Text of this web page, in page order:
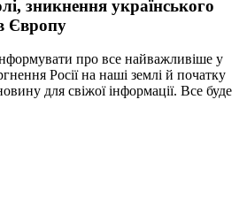
зникнення українського
Європу
про все найважливіше у
Росії на наші землі й початку
для свіжої інформації. Все буде